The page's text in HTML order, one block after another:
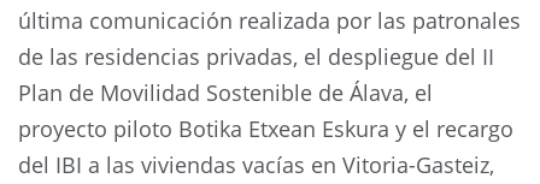
última comunicación realizada por las patronales
de las residencias privadas, el despliegue del II
Plan de Movilidad Sostenible de Álava, el
proyecto piloto Botika Etxean Eskura y el recargo
del IBI a las viviendas vacías en Vitoria-Gasteiz,